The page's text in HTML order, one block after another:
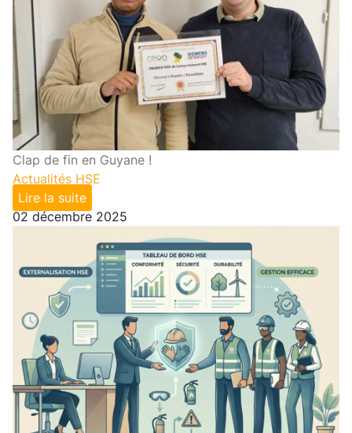
Clap de fin en Guyane !
Actualités HSE
Lire la suite
02 décembre 2025